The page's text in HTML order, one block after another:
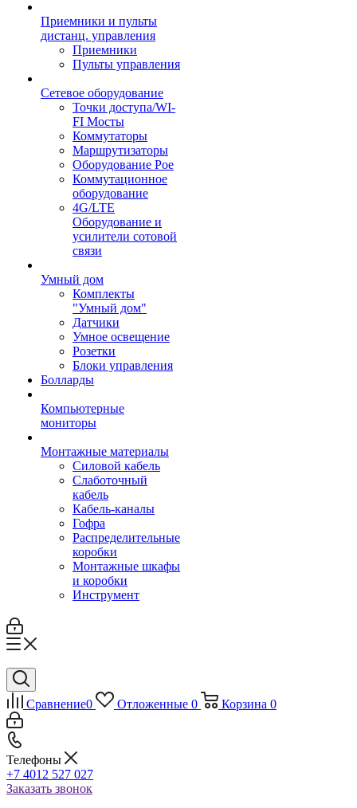
Приемники и пульты
дистанц. управления
Приемники
Пульты управления
Сетевое оборудование
Точки доступа/WI-
FI Мосты
Коммутаторы
Маршрутизаторы
Оборудование Poe
Коммутационное
оборудование
4G/LTE
Оборудование и
усилители сотовой
связи
Умный дом
Комплекты
"Умный дом"
Датчики
Умное освещение
Розетки
Блоки управления
Болларды
Компьютерные
мониторы
Монтажные материалы
Силовой кабель
Слаботочный
кабель
Кабель-каналы
Гофра
Распределительные
коробки
Монтажные шкафы
и коробки
Инструмент
Сравнение0 Отложенные 0 Корзина 0
Телефоны
+7 4012 527 027
Заказать звонок